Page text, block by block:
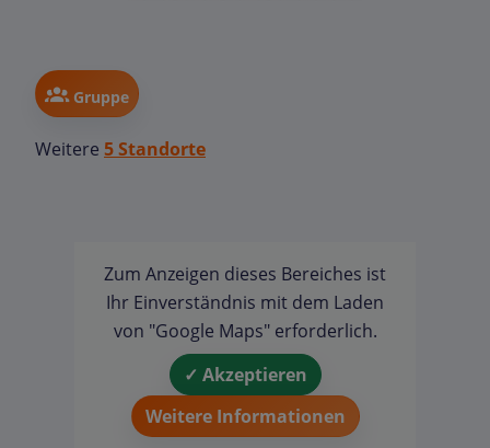
Gruppe
Weitere 5 Standorte
Zum Anzeigen dieses Bereiches ist
Ihr Einverständnis mit dem Laden
von "Google Maps" erforderlich.
✓ Akzeptieren
Weitere Informationen